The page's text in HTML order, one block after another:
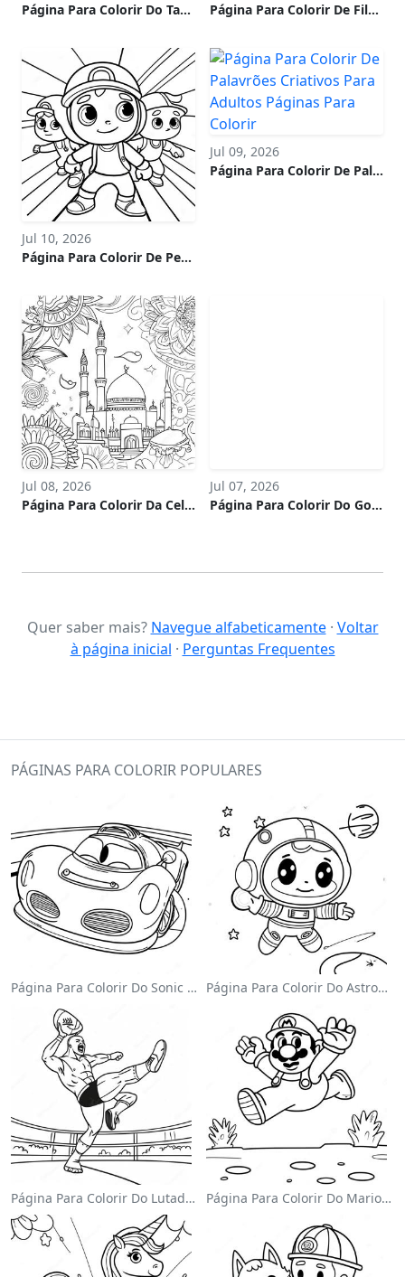
Página Para Colorir Do Tanque Da Segunda Guerra Mundial Vintage
Página Para Colorir De Filhote De Pantera Negra Brincalhão
Jul 10, 2026
Página Para Colorir De Personagens Coloridos De Subway Surfers
Jul 09, 2026
Página Para Colorir De Palavrões Criativos Para Adultos
Jul 08, 2026
Página Para Colorir Da Celebração Do Eid
Jul 07, 2026
Página Para Colorir Do Goomba Com Chapéu De Pirata
Quer saber mais? Navegue alfabeticamente· Voltar
à página inicial · Perguntas Frequentes
PÁGINAS PARA COLORIR POPULARES
Página Para Colorir Do Sonic Velocista Página Para Colorir Do Astronauta Fofo Flutuando No Espaço
Página Para Colorir Do Lutador Da Wwe Pulando Sobre O Oponente Página Para Colorir Do Mario Pulando Sobre Goombas